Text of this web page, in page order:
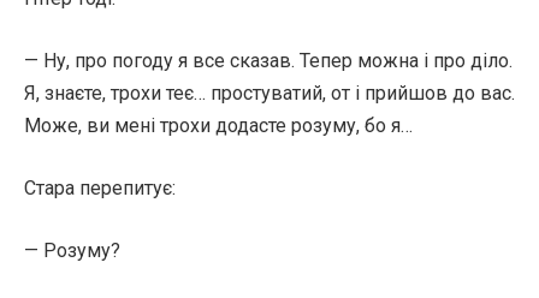
— Ну, про погоду я все сказав. Тепер можна і про діло.
Я, знаєте, трохи теє… простуватий, от і прийшов до вас.
Може, ви мені трохи додасте розуму, бо я…
Стара перепитує:
— Розуму?